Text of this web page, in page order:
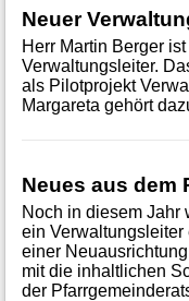
Neuer
Herr Martin Berger
Verwaltungsleiter.
als Pilotprojekt
Margareta gehört
Neues aus dem
Noch in diesem Jahr
ein
einer
mit die inhaltlichen
der